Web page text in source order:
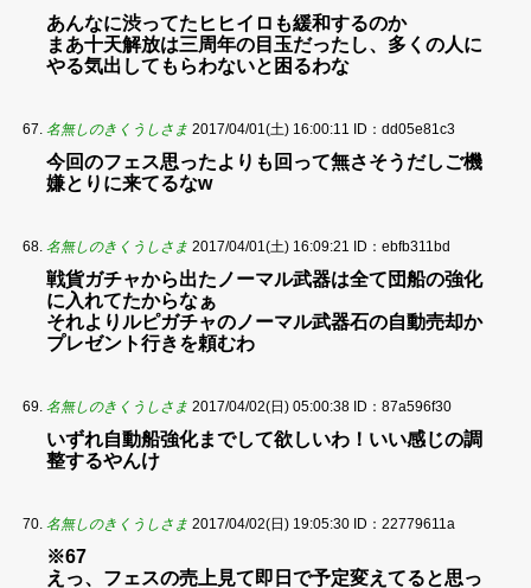
あんなに渋ってたヒヒイロも緩和するのか
まあ十天解放は三周年の目玉だったし、多くの人に
やる気出してもらわないと困るわな
名無しのきくうしさま 2017/04/01(土) 16:00:11 ID：dd05e81c3
今回のフェス思ったよりも回って無さそうだしご機
嫌とりに来てるなw
名無しのきくうしさま 2017/04/01(土) 16:09:21 ID：ebfb311bd
戦貨ガチャから出たノーマル武器は全て団船の強化
に入れてたからなぁ
それよりルピガチャのノーマル武器石の自動売却か
プレゼント行きを頼むわ
名無しのきくうしさま 2017/04/02(日) 05:00:38 ID：87a596f30
いずれ自動船強化までして欲しいわ！いい感じの調
整するやんけ
名無しのきくうしさま 2017/04/02(日) 19:05:30 ID：22779611a
※67
えっ、フェスの売上見て即日で予定変えてると思っ